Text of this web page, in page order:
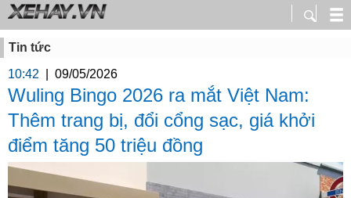
Tin tức
10:42
09/05/2026
Wuling Bingo 2026 ra mắt Việt Nam:
Thêm trang bị, đổi cổng sạc, giá khởi
điểm tăng 50 triệu đồng